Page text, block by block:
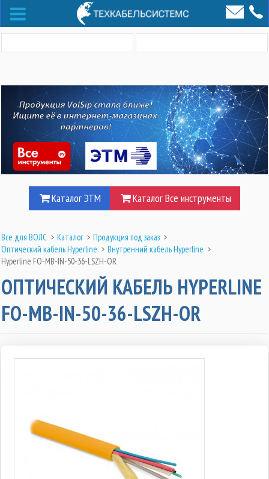
Каталог ЭТМ Каталог Все инструменты
Все для ВОЛС > Каталог > Продукция под заказ >
Оптический кабель Hyperline > Внутренний кабель Hyperline >
Hyperline FO-MB-IN-50-36-LSZH-OR
ОПТИЧЕСКИЙ КАБЕЛЬ HYPERLINE
FO-MB-IN-50-36-LSZH-OR